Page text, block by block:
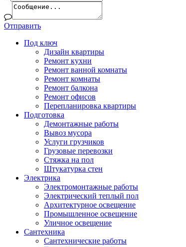
Отправить
Под ключ
Дизайн квартиры
Ремонт кухни
Ремонт ванной комнаты
Ремонт комнаты
Ремонт балкона
Ремонт офисов
Перепланировка квартиры
Подготовка
Демонтажные работы
Вывоз мусора
Услуги грузчиков
Грузовые перевозки
Стяжка на пол
Штукатурка стен
Электрика
Электромонтажные работы
Электрический теплый пол
Архитектурное освещение
Промышленное освещение
Уличное освещение
Сантехника
Сантехнические работы